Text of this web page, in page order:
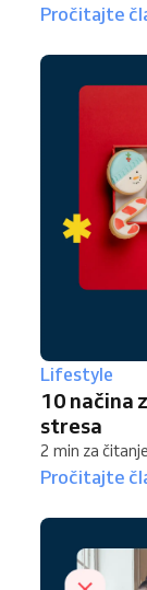
Pročitajte
Lifestyle
10 načina
stresa
2 min za čitanje
Pročitajte